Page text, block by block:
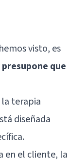
visto, es
presupone que
terapia
diseñada
en el cliente, la